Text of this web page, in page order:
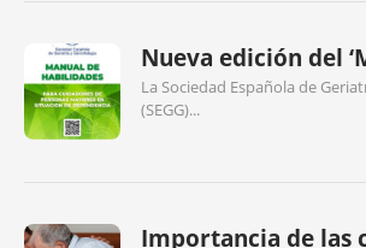
Nueva edición del
La Sociedad Española de
(SEGG)...
Importancia de las